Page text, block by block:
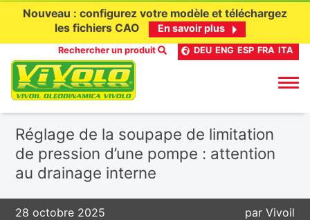
contenu
Nouveau : configurez votre modèle et téléchargez
les fichiers CAO
En savoir plus
Rechercher un produit DEU ENG ESP FRA ITA
Réglage de la soupape de limitation
de pression d’une pompe : attention
au drainage interne
28 octobre 2025 par Vivoil